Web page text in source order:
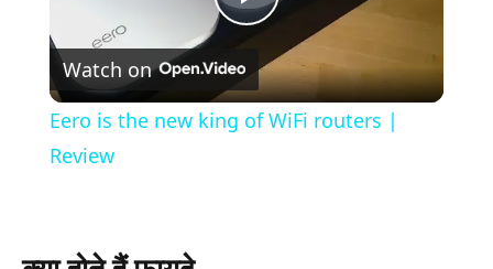
Play
Video
Watch on
Eero is the new king of WiFi routers |
Review